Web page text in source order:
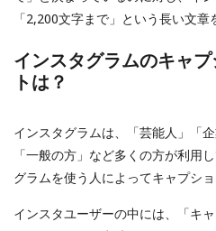
「2,200文字まで」という長い文章
インスタグラムのキャ
トは？
インスタグラムは、「芸能人」「
「一般の方」など多くの方が利用
グラムを使う人によってキャプシ
インスタユーザーの中には、「キ